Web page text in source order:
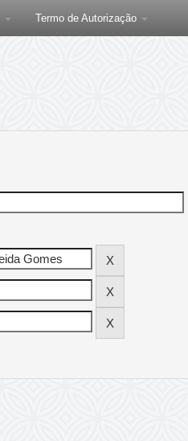
Termo de Autorização